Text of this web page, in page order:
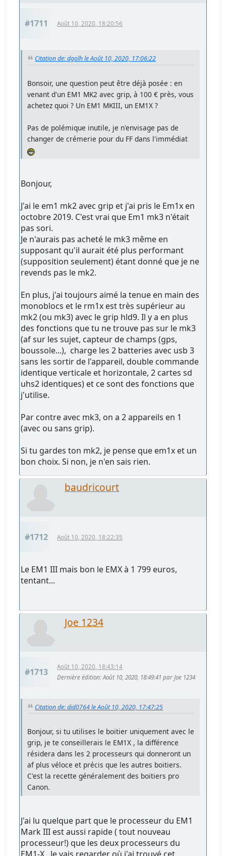
#1711 Août 10, 2020, 18:20:56
Citation de: dgolh le Août 10, 2020, 17:06:22
Bonsoir, une question peut être déjà posée : en
venant d'un EM1 MK2 avec grip, à 100 € près, vous
achetez quoi ? Un EM1 MKIII, un EM1X ?
Pas de polémique inutile, je n'envisage pas de
changer de crémerie pour du FF dans l'immédiat
Bonjour,
J'ai le em1 mk2 avec grip et j'ai pris le Em1x en
octobre 2019. C'est vrai que Em1 mk3 n'était
pas sori.
Je n'aurais pas acheté le mk3 même en
supposant qu'il aurait été plus performant
(supposition seulement) étant donné que je ne
revends pas le mk2.
En plus, j'ai toujours aimé la tenue en main des
monoblocs et le rm1x est très supérieur au
mk2 (ou mk3) avec le grip hld9. Il y a en plus
des fonctions que tu ne trouve pas sur le mk3
(af sur les sujet, capteur de champs (gps,
boussole...), charge les 2 batteries avec usb 3
sans les sortir de l'appareil, double commande
identique verticale et horizontale, 2 cartes sd
uhs2 identiques) et ce sont des fonctions que
j'utilise.
Par contre avec mk3, on a 2 appareils en 1
(avec ou sans grip).
Si tu gardes ton mk2, je pense que em1x et un
bon choix. Si non, je n'en sais rien.
baudricourt
#1712 Août 10, 2020, 18:22:35
Le EM1 III mais bon le EMX à 1 799 euros,
tentant...
Joe 1234
#1713
Août 10, 2020, 18:43:14
Dernière édition: Août 10, 2020, 18:49:41 par Joe 1234
Citation de: did0764 le Août 10, 2020, 17:47:25
Bonjour, si tu utilises le boitier uniquement avec le
grip, je te conseillerais le EM1X , la différence
résidera dans les 2 processeurs qui donneront un
af plus véloce et précis que les autres boitiers.
C'est la recette généralement des boitiers pro
Canon.
J'ai lu quelque part que le processeur du EM1
Mark III est aussi rapide ( tout nouveau
processeur!) que les deux processeurs du